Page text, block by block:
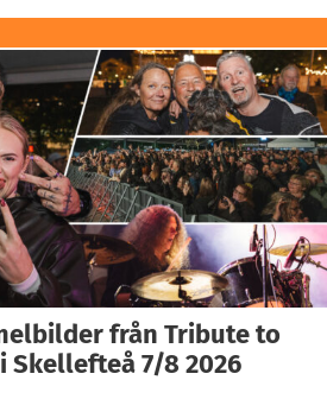
från Tribute to
Skellefteå 7/8 2026